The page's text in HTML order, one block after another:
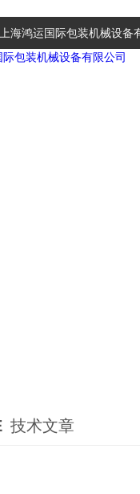
上海鸿运国际包装机械设备
技术文章